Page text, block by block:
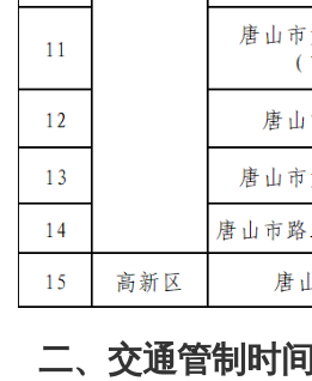
二、交通管制时间